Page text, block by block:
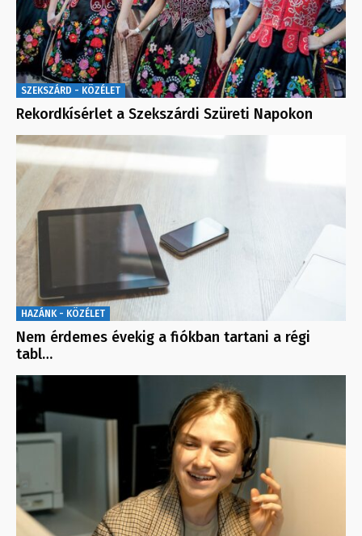
SZEKSZÁRD - KÖZÉLET
Rekordkísérlet a Szekszárdi Szüreti Napokon
HAZÁNK - KÖZÉLET
Nem érdemes évekig a fiókban tartani a régi
tabl…